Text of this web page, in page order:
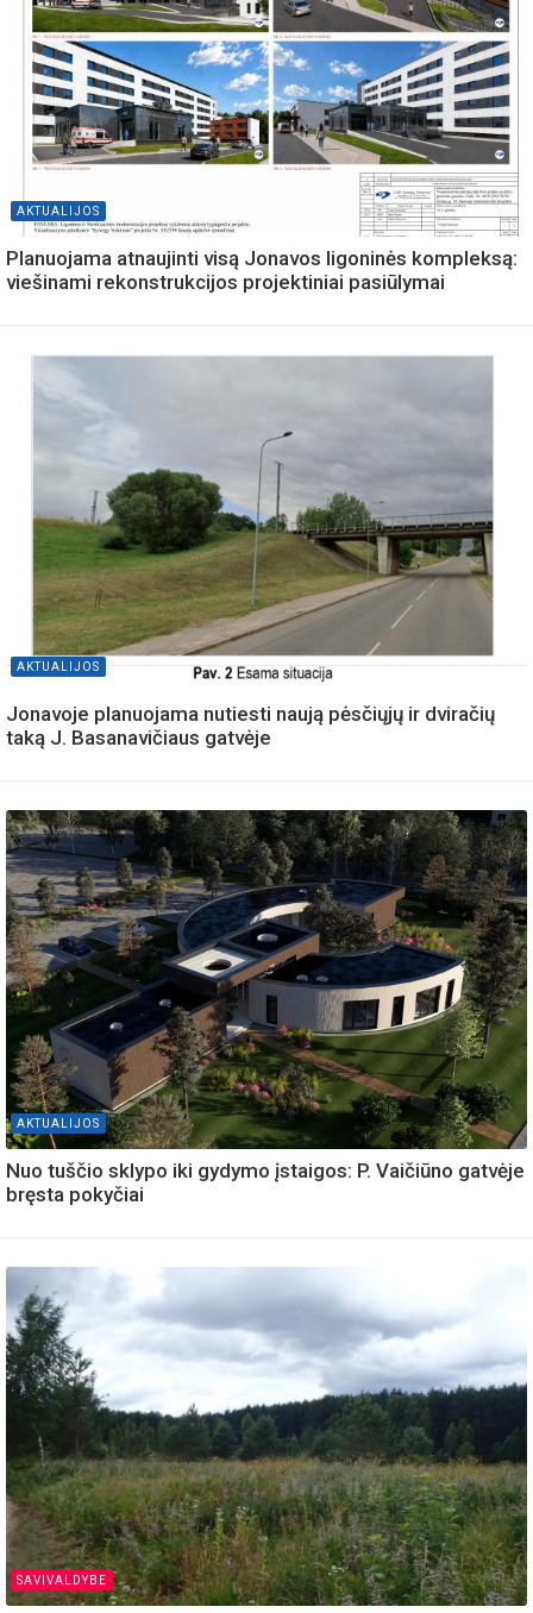
AKTUALIJOS
Planuojama atnaujinti visą Jonavos ligoninės kompleksą:
viešinami rekonstrukcijos projektiniai pasiūlymai
AKTUALIJOS
Jonavoje planuojama nutiesti naują pėsčiųjų ir dviračių
taką J. Basanavičiaus gatvėje
AKTUALIJOS
Nuo tuščio sklypo iki gydymo įstaigos: P. Vaičiūno gatvėje
bręsta pokyčiai
SAVIVALDYBE